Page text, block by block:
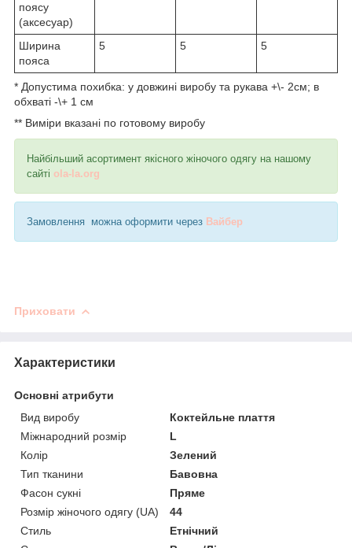
поясу
(аксесуар)
Ширина
пояса
5 5 5
* Допустима похибка: у довжині виробу та рукава +\- 2см; в
обхваті -\+ 1 см
** Виміри вказані по готовому виробу
Найбільший асортимент якісного жіночого одягу на нашому
сайті ola-la.org
Замовлення можна оформити через Вайбер
Приховати
Характеристики
Основні атрибути
Вид виробу
Коктейльне плаття
Міжнародний розмір
L
Колір
Зелений
Тип тканини
Бавовна
Фасон сукні
Пряме
Розмір жіночого одягу (UA)
44
Стиль
Етнічний